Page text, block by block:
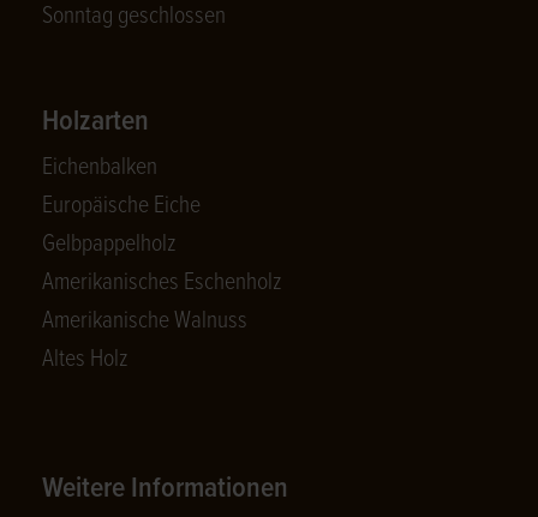
Sonntag geschlossen
Holzarten
Eichenbalken
Europäische Eiche
Gelbpappelholz
Amerikanisches Eschenholz
Amerikanische Walnuss
Altes Holz
Weitere Informationen